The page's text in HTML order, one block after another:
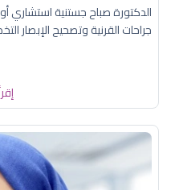
الدكتورة صباح جستنية
جراحات القرنية وتصحيح الإبصار